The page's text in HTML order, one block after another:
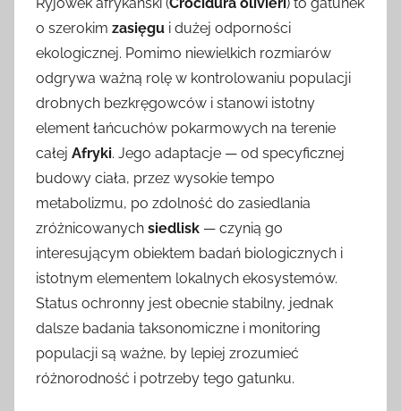
Ryjówek afrykański (Crocidura olivieri ) to gatunek
o szerokim zasięgu i dużej odporności
ekologicznej. Pomimo niewielkich rozmiarów
odgrywa ważną rolę w kontrolowaniu populacji
drobnych bezkręgowców i stanowi istotny
element łańcuchów pokarmowych na terenie
całej Afryki. Jego adaptacje — od specyficznej
budowy ciała, przez wysokie tempo
metabolizmu, po zdolność do zasiedlania
zróżnicowanych siedlisk — czynią go
interesującym obiektem badań biologicznych i
istotnym elementem lokalnych ekosystemów.
Status ochronny jest obecnie stabilny, jednak
dalsze badania taksonomiczne i monitoring
populacji są ważne, by lepiej zrozumieć
różnorodność i potrzeby tego gatunku.